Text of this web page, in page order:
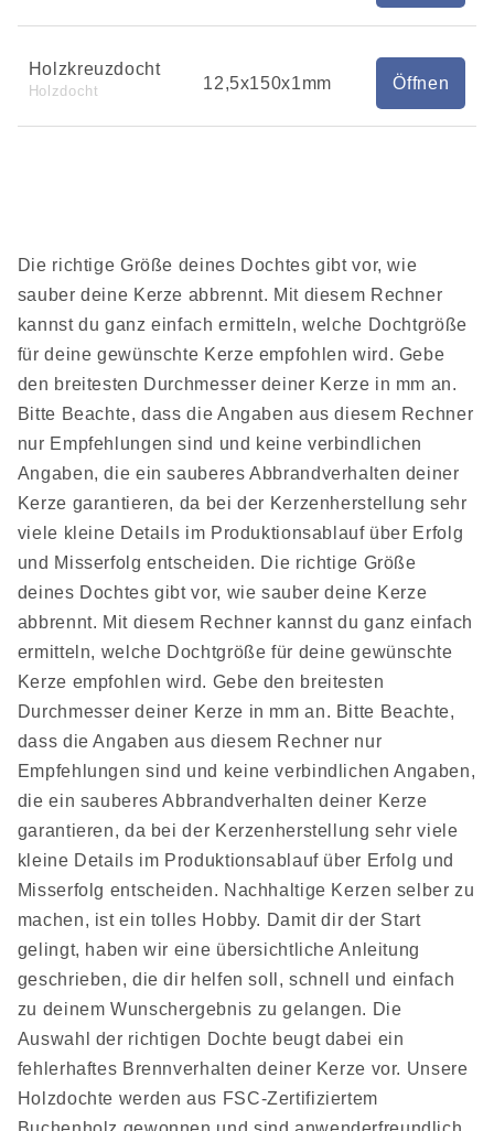
Holzkreuzdocht
Holzdocht 12,5x150x1mm Öffnen
Die richtige Größe deines Dochtes gibt vor, wie
sauber deine Kerze abbrennt. Mit diesem Rechner
kannst du ganz einfach ermitteln, welche Dochtgröße
für deine gewünschte Kerze empfohlen wird. Gebe
den breitesten Durchmesser deiner Kerze in mm an.
Bitte Beachte, dass die Angaben aus diesem Rechner
nur Empfehlungen sind und keine verbindlichen
Angaben, die ein sauberes Abbrandverhalten deiner
Kerze garantieren, da bei der Kerzenherstellung sehr
viele kleine Details im Produktionsablauf über Erfolg
und Misserfolg entscheiden. Die richtige Größe
deines Dochtes gibt vor, wie sauber deine Kerze
abbrennt. Mit diesem Rechner kannst du ganz einfach
ermitteln, welche Dochtgröße für deine gewünschte
Kerze empfohlen wird. Gebe den breitesten
Durchmesser deiner Kerze in mm an. Bitte Beachte,
dass die Angaben aus diesem Rechner nur
Empfehlungen sind und keine verbindlichen Angaben,
die ein sauberes Abbrandverhalten deiner Kerze
garantieren, da bei der Kerzenherstellung sehr viele
kleine Details im Produktionsablauf über Erfolg und
Misserfolg entscheiden. Nachhaltige Kerzen selber zu
machen, ist ein tolles Hobby. Damit dir der Start
gelingt, haben wir eine übersichtliche Anleitung
geschrieben, die dir helfen soll, schnell und einfach
zu deinem Wunschergebnis zu gelangen. Die
Auswahl der richtigen Dochte beugt dabei ein
fehlerhaftes Brennverhalten deiner Kerze vor. Unsere
Holzdochte werden aus FSC-Zertifiziertem